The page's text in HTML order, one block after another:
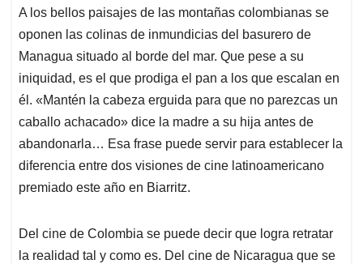
A los bellos paisajes de las montañas colombianas se
oponen las colinas de inmundicias del basurero de
Managua situado al borde del mar. Que pese a su
iniquidad, es el que prodiga el pan a los que escalan en
él. «Mantén la cabeza erguida para que no parezcas un
caballo achacado» dice la madre a su hija antes de
abandonarla… Esa frase puede servir para establecer la
diferencia entre dos visiones de cine latinoamericano
premiado este año en Biarritz.
Del cine de Colombia se puede decir que logra retratar
la realidad tal y como es. Del cine de Nicaragua que se